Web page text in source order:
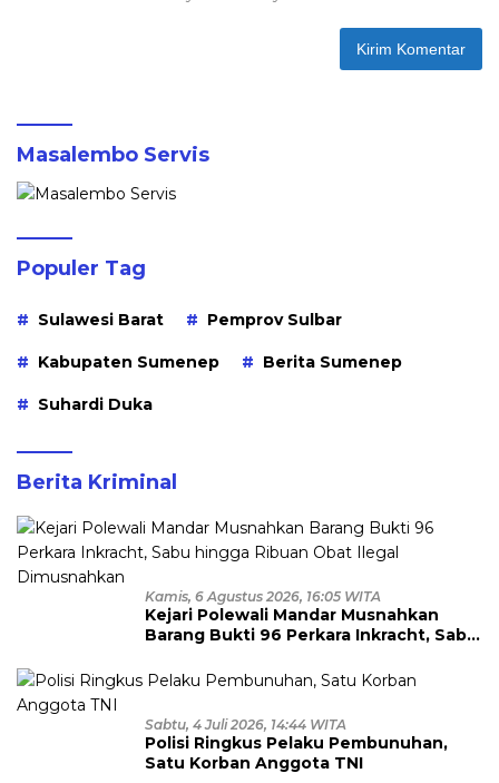
Masalembo Servis
Populer Tag
Sulawesi Barat Pemprov Sulbar
Kabupaten Sumenep Berita Sumenep
Suhardi Duka
Berita Kriminal
Kamis, 6 Agustus 2026, 16:05 WITA
Kejari Polewali Mandar Musnahkan
Barang Bukti 96 Perkara Inkracht, Sabu
Dimusnahkan
Sabtu, 4 Juli 2026, 14:44 WITA
Polisi Ringkus Pelaku Pembunuhan,
Satu Korban Anggota TNI